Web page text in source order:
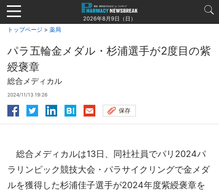
Jump
to
navigation
2026年8月9日（日）
トップページ > 薬局
パラ五輪金メダル・杉浦選手が2度目の紫
綬褒章
総合メディカル
2024/11/13 19:26
保存
総合メディカルは13日、同社社員でパリ2024パ
ラリンピック競技大会・パラサイクリングで金メダ
ルを獲得した杉浦佳子選手が2024年度紫綬褒章を